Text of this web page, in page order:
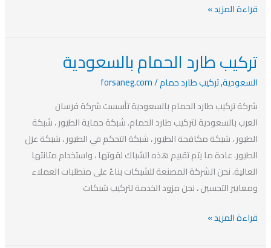
قراءة المزيد »
تركيب طارد الحمام بالسعودية
السعودية,تركيب طارد حمام/
forsaneg.com
شركة تركيب طارد الحمام بالسعودية تأسست شركة فرسان
العرب بالسعودية لتركيب طارد الحمام. شبكة حماية الطيور ، شبكة
الطيور ، شبكة مكافحة الطيور ، شبكة التحكم في الطيور ، شبكة عزل
الطيور. عادة ما يتم تقييم هذه الشباك لقوتها ، واستخدام متانتها
العالية. نحن الشركة المصنعة للشبكات بناءً على متطلبات العملاء
ومعايير التحسين ، نحن مزود الخدمة لتركيب شبكات
تركيب
طارد
الحمام
بالسعودية
قراءة المزيد »